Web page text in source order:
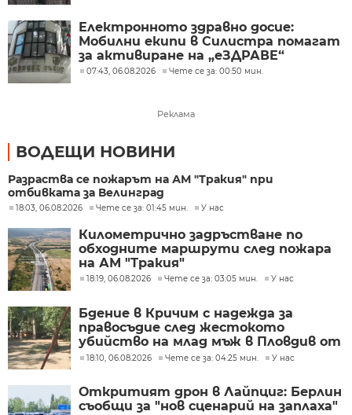
Електронното здравно досие:
Мобилни екипи в Силистра помагат
за активиране на „еЗДРАВЕ“
07:43, 06.08.2026 Чете се за: 00:50 мин.
Реклама
ВОДЕЩИ НОВИНИ
Разраства се пожарът на АМ "Тракия" при
отбивката за Велинград
18:03, 06.08.2026 Чете се за: 01:45 мин. У нас
Километрично задръстване по
обходните маршрути след пожара
на АМ "Тракия"
18:19, 06.08.2026 Чете се за: 03:05 мин. У нас
Бдение в Кричим с надежда за
правосъдие след жестокото
убийство на млад мъж в Пловдив от
тийнейджъри
18:10, 06.08.2026 Чете се за: 04:25 мин. У нас
Откритият дрон в Лайпциг: Берлин
съобщи за "нов сценарий на заплаха"